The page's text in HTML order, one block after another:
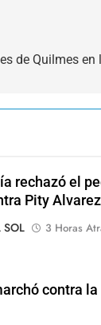
de Quilmes
rechazó el
Pity Alvarez
SOL
3 Horas
contra